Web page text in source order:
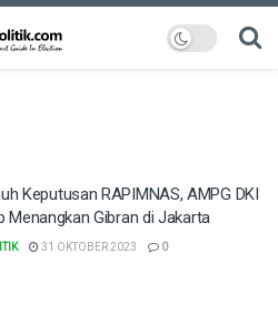
Keputusan RAPIMNAS, AMPG DKI
Menangkan Gibran di Jakarta
31 OKTOBER 2023 0